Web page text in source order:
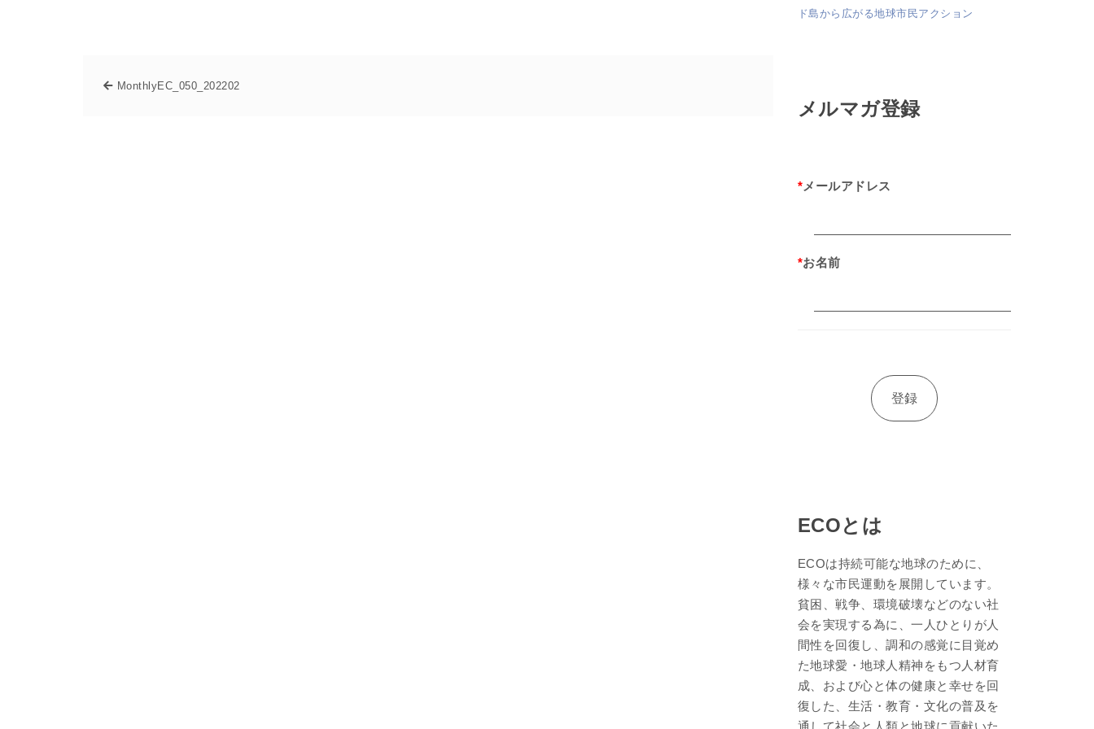
MonthlyEC_050_202202
ド島から広がる地球市民アクション
メルマガ登録
*メールアドレス
*お名前
ECOとは
ECOは持続可能な地球のために、
様々な市民運動を展開しています。
貧困、戦争、環境破壊などのない社
会を実現する為に、一人ひとりが人
間性を回復し、調和の感覚に目覚め
た地球愛・地球人精神をもつ人材育
成、および心と体の健康と幸せを回
復した、生活・教育・文化の普及を